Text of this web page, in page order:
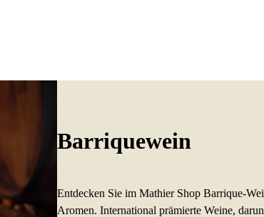
Barriquewein
Entdecken Sie im Mathier Shop Barrique-
Aromen. International prämierte Weine,